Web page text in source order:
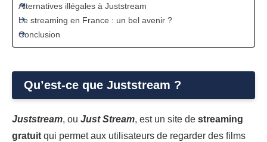
Alternatives illégales à Juststream
Le streaming en France : un bel avenir ?
Conclusion
Qu’est-ce que Juststream ?
Juststream, ou Just Stream, est un site de streaming
gratuit qui permet aux utilisateurs de regarder des films